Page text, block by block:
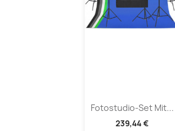
Fotostudio-Set Mit...
239,44 €